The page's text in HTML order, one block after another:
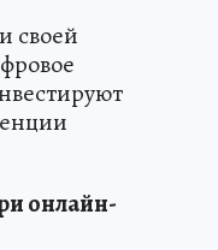
своей
онлайн-